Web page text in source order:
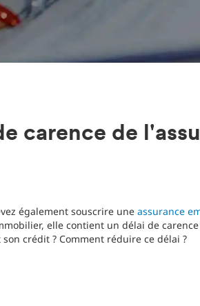
carence de
également souscrire une assurance
elle contient un délai de carence
crédit ? Comment réduire ce délai ?